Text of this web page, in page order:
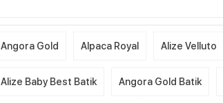
Angora Gold Alpaca Royal Alize Velluto
Alize Baby Best Batik Angora Gold Batik